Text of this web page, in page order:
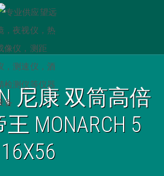
尼康 双筒高倍
MONARCH 5
16X56